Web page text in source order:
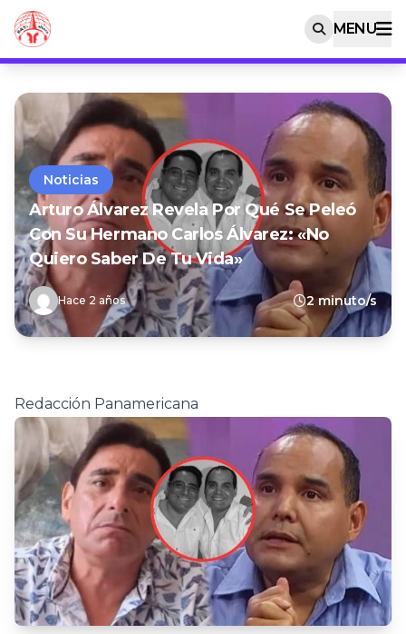
MENU
Noticias
Arturo Álvarez Revela Por Qué Se Peleó
Con Su Hermano Carlos Álvarez: «No
Quiero Saber De Tu Vida»
Hace 2 años 2 minuto/s
Redacción Panamericana